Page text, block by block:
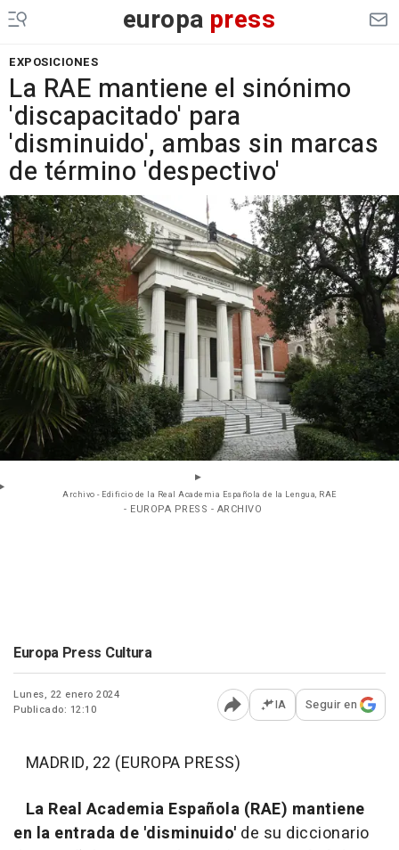
europa press
EXPOSICIONES
La RAE mantiene el sinónimo
'discapacitado' para
'disminuido', ambas sin marcas
de término 'despectivo'
Archivo - Edificio de la Real Academia Española de la Lengua, RAE
- EUROPA PRESS - ARCHIVO
Europa Press Cultura
Lunes, 22 enero 2024
Publicado: 12:10
Abrir opciones para
IA Seguir en
MADRID, 22 (EUROPA PRESS)
La Real Academia Española (RAE) mantiene
en la entrada de 'disminuido' de su diccionario